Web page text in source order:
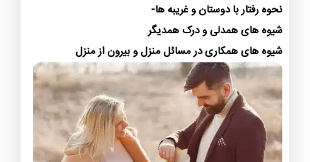
نحوه رفتار با دوستان و غریبه ها-
شیوه های همدلی و درک همدیگر
شیوه های همکاری در مسائل منزل و بیرون از منزل